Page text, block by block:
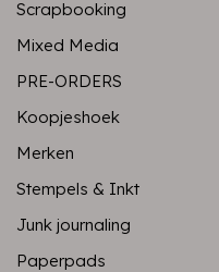
Scrapbooking
Mixed Media
PRE-ORDERS
Koopjeshoek
Merken
Stempels & Inkt
Junk journaling
Paperpads